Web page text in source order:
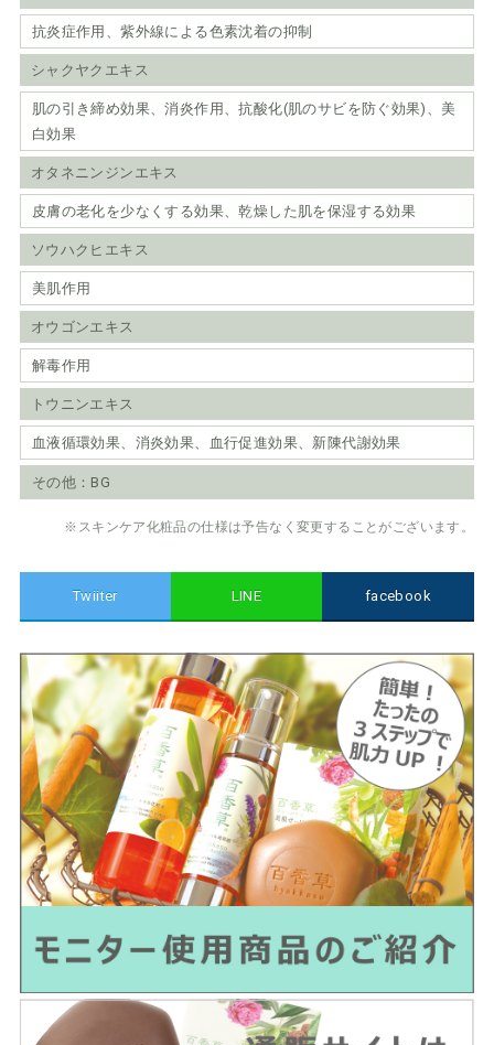
抗炎症作用、紫外線による色素沈着の抑制
シャクヤクエキス
肌の引き締め効果、消炎作用、抗酸化(肌のサビを防ぐ効果)、美
白効果
オタネニンジンエキス
皮膚の老化を少なくする効果、乾燥した肌を保湿する効果
ソウハクヒエキス
美肌作用
オウゴンエキス
解毒作用
トウニンエキス
血液循環効果、消炎効果、血行促進効果、新陳代謝効果
その他：BG
※スキンケア化粧品の仕様は予告なく変更することがございます。
Twiiter LINE facebook